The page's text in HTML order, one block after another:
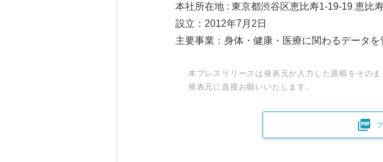
本社所在地 : 東京都渋谷区恵比寿1-19-19 恵比
設立：2012年7月2日
主要事業：身体・健康・医療に関わるデータ
本プレスリリースは発表元が入力した原稿をその
発表元に直接お願いいたします。
